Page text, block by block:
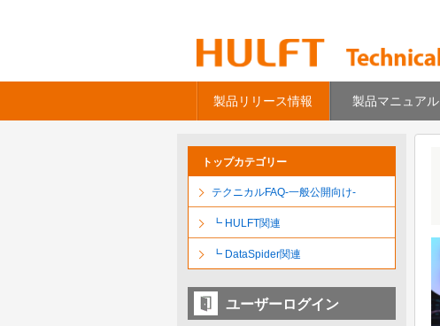
製品リリース情報 製品マニュアル
トップカテゴリー
テクニカルFAQ-一般公開向け-
┗ HULFT関連
┗ DataSpider関連
ユーザーログイン